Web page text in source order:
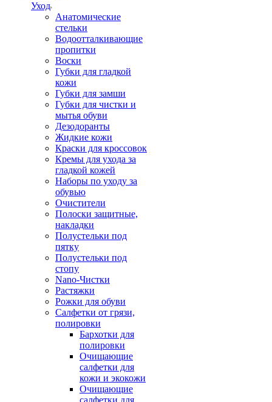
Уход
Анатомические
стельки
Водоотталкивающие
пропитки
Воски
Губки для гладкой
кожи
Губки для замши
Губки для чистки и
мытья обуви
Дезодоранты
Жидкие кожи
Краски для кроссовок
Кремы для ухода за
гладкой кожей
Наборы по уходу за
обувью
Очистители
Полоски защитные,
накладки
Полустельки под
пятку
Полустельки под
стопу
Nano-Чистки
Растяжки
Рожки для обуви
Салфетки от грязи,
полировки
Бархотки для
полировки
Очищающие
салфетки для
кожи и экокожи
Очищающие
салфетки для